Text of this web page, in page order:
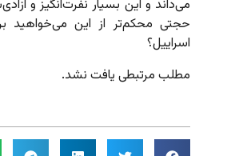
می‌داند و این بسیار نفرت‌انگیز و
حجتی محکم‌تر از این می‌خواهید
اسراییل؟
مطلب مرتبطی یافت نشد.